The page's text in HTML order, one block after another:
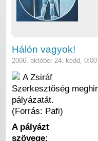
Hálón vagyok!
2006. október 24. kedd, 0:00
A Zsiráf
Szerkesztőség
pályázatát.
(Forrás: Pafi)
A pályázt
szövege: